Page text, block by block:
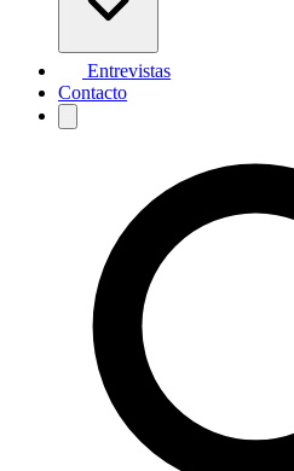
Entrevistas
Contacto